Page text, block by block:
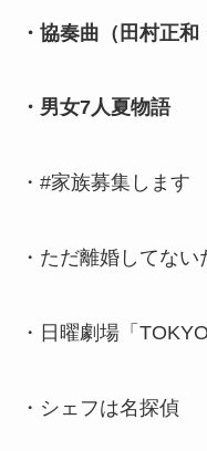
・協奏曲（田村正和
・男女7人夏物語
・#家族募集します
・ただ離婚してない
・日曜劇場「
・シェフは名探偵